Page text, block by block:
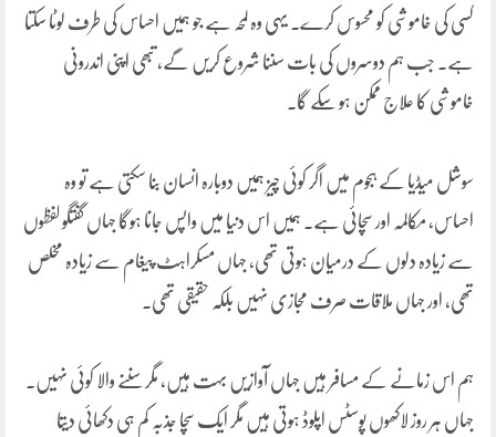
کسی کی خاموشی کو محسوس کرے۔ یہی وہ لمحہ ہے جو ہمیں احساس کی طرف لوٹا سکتا
ہے۔ جب ہم دوسروں کی بات سننا شروع کریں گے، تبھی اپنی اندرونی
خاموشی کا علاج ممکن ہو سکے گا۔
سوشل میڈیا کے ہجوم میں اگر کوئی چیز ہمیں دوبارہ انسان بنا سکتی ہے تو وہ
احساس، مکالمہ اور سچائی ہے۔ ہمیں اس دنیا میں واپس جانا ہوگا جہاں گفتگو لفظوں
سے زیادہ دلوں کے درمیان ہوتی تھی، جہاں مسکراہٹ پیغام سے زیادہ مخلص
تھی، اور جہاں ملاقات صرف مجازی نہیں بلکہ حقیقی تھی۔
ہم اس زمانے کے مسافر ہیں جہاں آوازیں بہت ہیں، مگر سننے والا کوئی نہیں۔
جہاں ہر روز لاکھوں پوسٹس اپلوڈ ہوتی ہیں مگر ایک سچا جذبہ کم ہی دکھائی دیتا